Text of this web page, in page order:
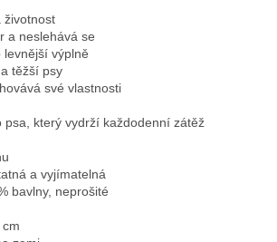
životnost
a neslehává se
levnější výplně
těžší psy
své vlastnosti
který vydrží každodenní zátěž
a vyjímatelná
bavlny, neprošité